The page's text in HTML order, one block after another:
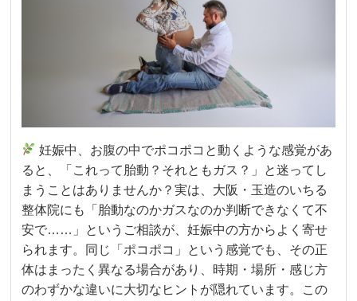
妊娠中、お腹の中でポコポコと動くような感覚があ
ると、「これって胎動？それともガス？」と迷ってし
まうことはありませんか？実は、大阪・玉造のいちる
整体院にも「胎動なのかガスなのか判断できなくて不
安で……」というご相談が、妊娠中の方からよく寄せ
られます。同じ「ポコポコ」という感覚でも、その正
体はまったく異なる場合があり、時期・場所・感じ方
のわずかな違いに大切なヒントが隠れています。この